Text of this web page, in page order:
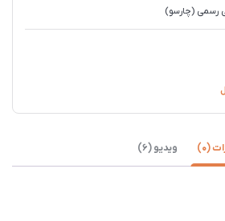
رسمی (چارسو)
(0) ویدیو (6)